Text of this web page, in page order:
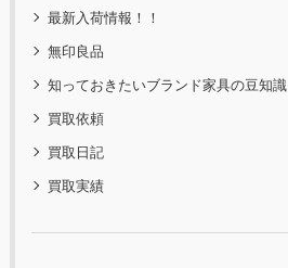
最新入荷情報！！
無印良品
知っておきたいブランド家具の豆知識
買取依頼
買取日記
買取実績